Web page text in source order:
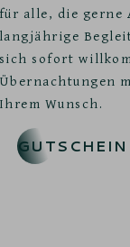
für alle, die gerne
langjährige
sich sofort
Übernachtungen
Ihrem Wunsch.